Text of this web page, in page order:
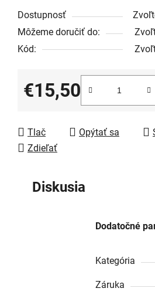
Dostupnosť
Môžeme doručiť do:
Kód:
€15,50
Jednotková cena:
Tlač Opýtať sa
Zdieľať
Diskusia
Dodatočné
Kategória
Záruka